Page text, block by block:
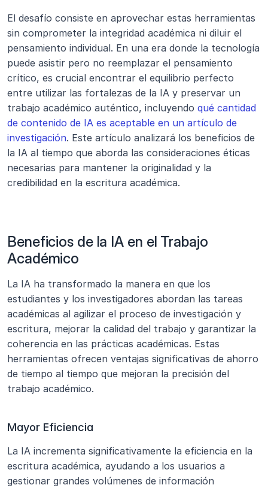
El desafío consiste en aprovechar estas herramientas
sin comprometer la integridad académica ni diluir el
pensamiento individual. En una era donde la tecnología
puede asistir pero no reemplazar el pensamiento
crítico, es crucial encontrar el equilibrio perfecto
entre utilizar las fortalezas de la IA y preservar un
trabajo académico auténtico, incluyendo qué cantidad
de contenido de IA es aceptable en un artículo de
investigación. Este artículo analizará los beneficios de
la IA al tiempo que aborda las consideraciones éticas
necesarias para mantener la originalidad y la
credibilidad en la escritura académica.
Beneficios de la IA en el Trabajo
Académico
La IA ha transformado la manera en que los
estudiantes y los investigadores abordan las tareas
académicas al agilizar el proceso de investigación y
escritura, mejorar la calidad del trabajo y garantizar la
coherencia en las prácticas académicas. Estas
herramientas ofrecen ventajas significativas de ahorro
de tiempo al tiempo que mejoran la precisión del
trabajo académico.
Mayor Eficiencia
La IA incrementa significativamente la eficiencia en la
escritura académica, ayudando a los usuarios a
gestionar grandes volúmenes de información